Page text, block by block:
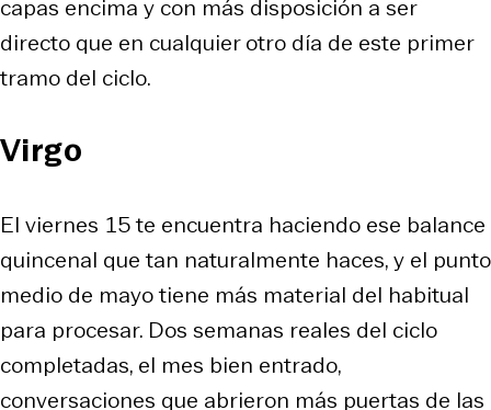
capas encima y con más disposición a ser
directo que en cualquier otro día de este primer
tramo del ciclo.
Virgo
El viernes 15 te encuentra haciendo ese balance
quincenal que tan naturalmente haces, y el punto
medio de mayo tiene más material del habitual
para procesar. Dos semanas reales del ciclo
completadas, el mes bien entrado,
conversaciones que abrieron más puertas de las